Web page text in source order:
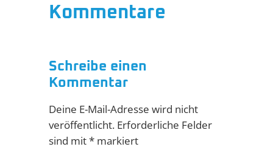
Kommentare
Schreibe einen
Kommentar
Deine E-Mail-Adresse wird nicht
veröffentlicht. Erforderliche Felder
sind mit*markiert